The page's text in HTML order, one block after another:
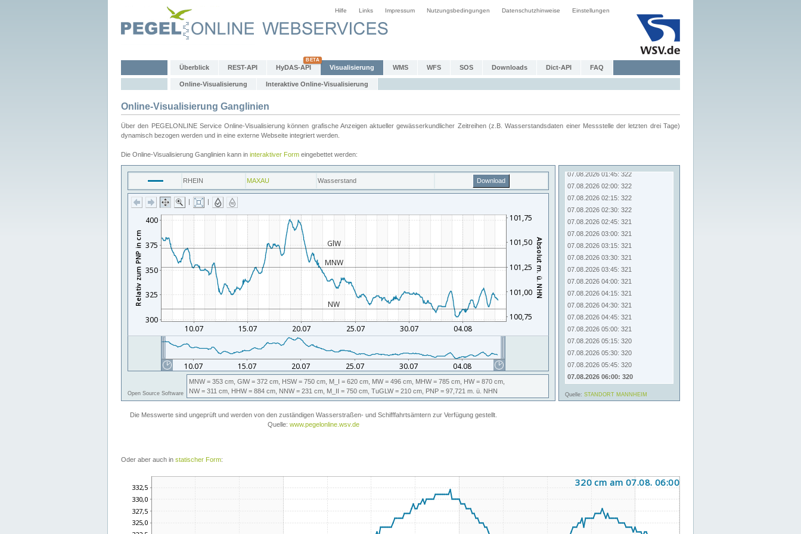
Hilfe Links Impressum Nutzungsbedingungen Datenschutzhinweise Einstellungen
Überblick REST-API HyDAS-API Visualisierung WMS WFS SOS Downloads Dict-API FAQ
Online-Visualisierung Interaktive Online-Visualisierung
Online-Visualisierung Ganglinien
Über den PEGELONLINE Service Online-Visualisierung können grafische Anzeigen aktueller gewässerkundlicher Zeitreihen (z.B. Wasserstandsdaten einer Messstelle der letzten drei Tage)
dynamisch bezogen werden und in eine externe Webseite integriert werden.
Die Online-Visualisierung Ganglinien kann in interaktiver Form eingebettet werden:
Oder aber auch in statischer Form: